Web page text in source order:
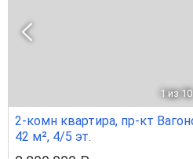
1 из 10
2-комн квартира, пр-кт
42 м², 4/5 эт.